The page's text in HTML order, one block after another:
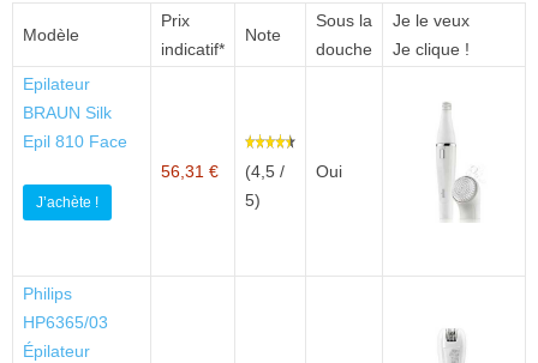
Modèle
Prix
indicatif*
Note
Sous la
douche
Je le veux
Je clique !
Epilateur
BRAUN Silk
Epil 810 Face
J’achète !
56,31 €
(4,5 /
5)
Oui
Philips
HP6365/03
Épilateur